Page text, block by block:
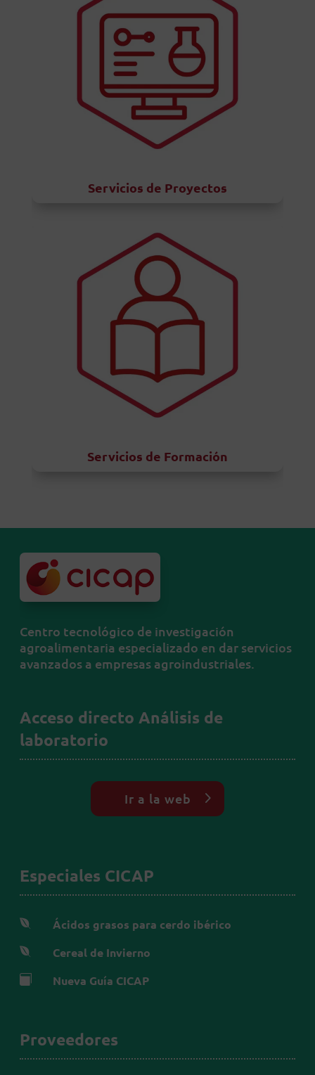
Servicios de Proyectos
Servicios de Formación
Centro tecnológico de investigación
agroalimentaria especializado en dar servicios
avanzados a empresas agroindustriales.
Acceso directo Análisis de
laboratorio
Ir a la web
Especiales CICAP
 Ácidos grasos para cerdo ibérico
 Cereal de Invierno
 Nueva Guía CICAP
Proveedores